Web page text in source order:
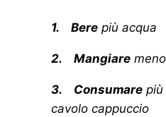
1. Bere più acqua
2. Mangiare
3. Consumare più
cavolo cappuccio